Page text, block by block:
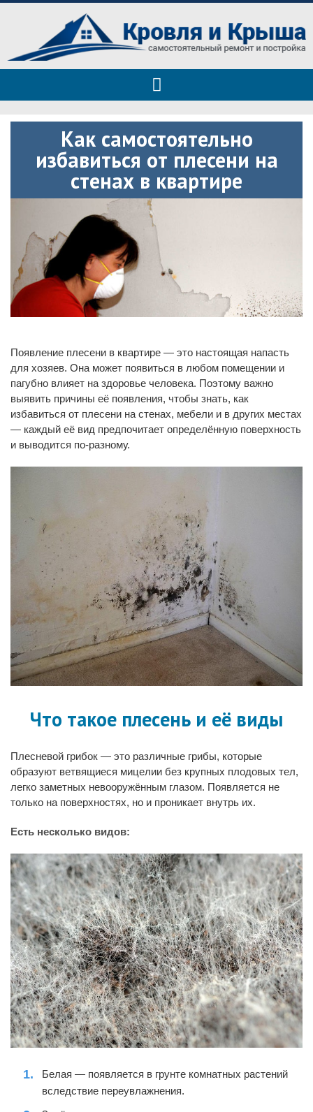
Roof tops — только полезные
советы
Полезные советы при строительстве дома и ремонте
Как самостоятельно
избавиться от плесени на
стенах в квартире
Появление плесени в квартире — это настоящая напасть
для хозяев. Она может появиться в любом помещении и
пагубно влияет на здоровье человека. Поэтому важно
выявить причины её появления, чтобы знать, как
избавиться от плесени на стенах, мебели и в других местах
— каждый её вид предпочитает определённую поверхность
и выводится по-разному.
Что такое плесень и её виды
Плесневой грибок — это различные грибы, которые
образуют ветвящиеся мицелии без крупных плодовых тел,
легко заметных невооружённым глазом. Появляется не
только на поверхностях, но и проникает внутрь их.
Есть несколько видов:
Белая — появляется в грунте комнатных растений
вследствие переувлажнения.